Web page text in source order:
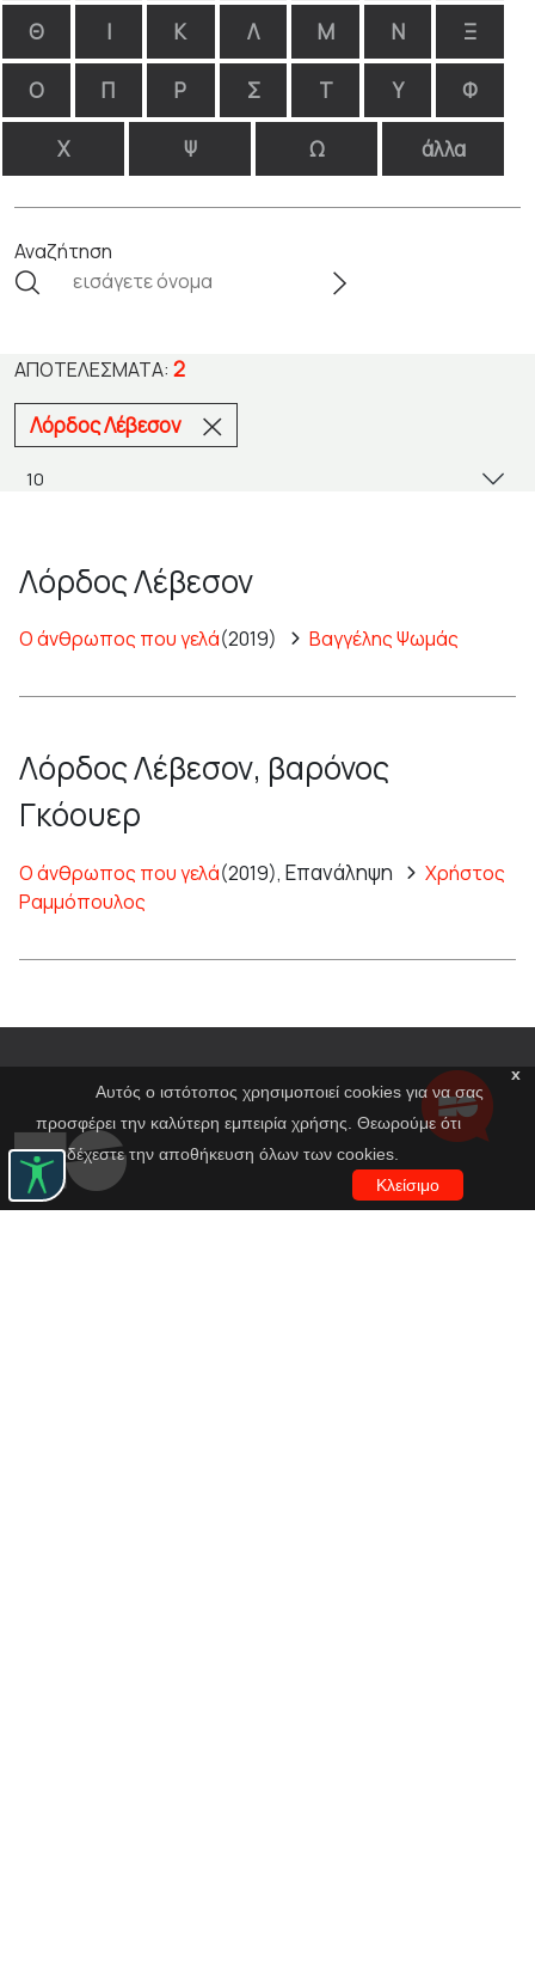
Θ Ι Κ Λ Μ Ν Ξ
Ο Π Ρ Σ Τ Υ Φ
Χ Ψ Ω άλλα
Αναζήτηση
ΑΠΟΤΕΛΈΣΜΑΤΑ: 2
Λόρδος Λέβεσον
Λόρδος Λέβεσον
Ο άνθρωπος που γελά(2019) Βαγγέλης Ψωμάς
Λόρδος Λέβεσον, βαρόνος
Γκόουερ
Ο άνθρωπος που γελά(2019), Επανάληψη
Χρήστος
Ραμμόπουλος
x
Αυτός ο ιστότοπος χρησιμοποιεί cookies για να σας
προσφέρει την καλύτερη εμπειρία χρήσης. Θεωρούμε ότι
αποδέχεστε την αποθήκευση όλων των cookies.
Κλείσιμο